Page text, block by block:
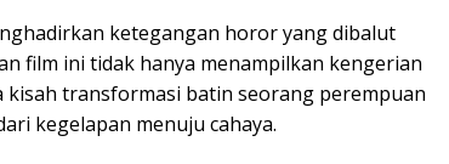
ketegangan horor yang dibalut
film ini tidak hanya menampilkan kengerian
kisah transformasi batin seorang perempuan
kegelapan menuju cahaya.